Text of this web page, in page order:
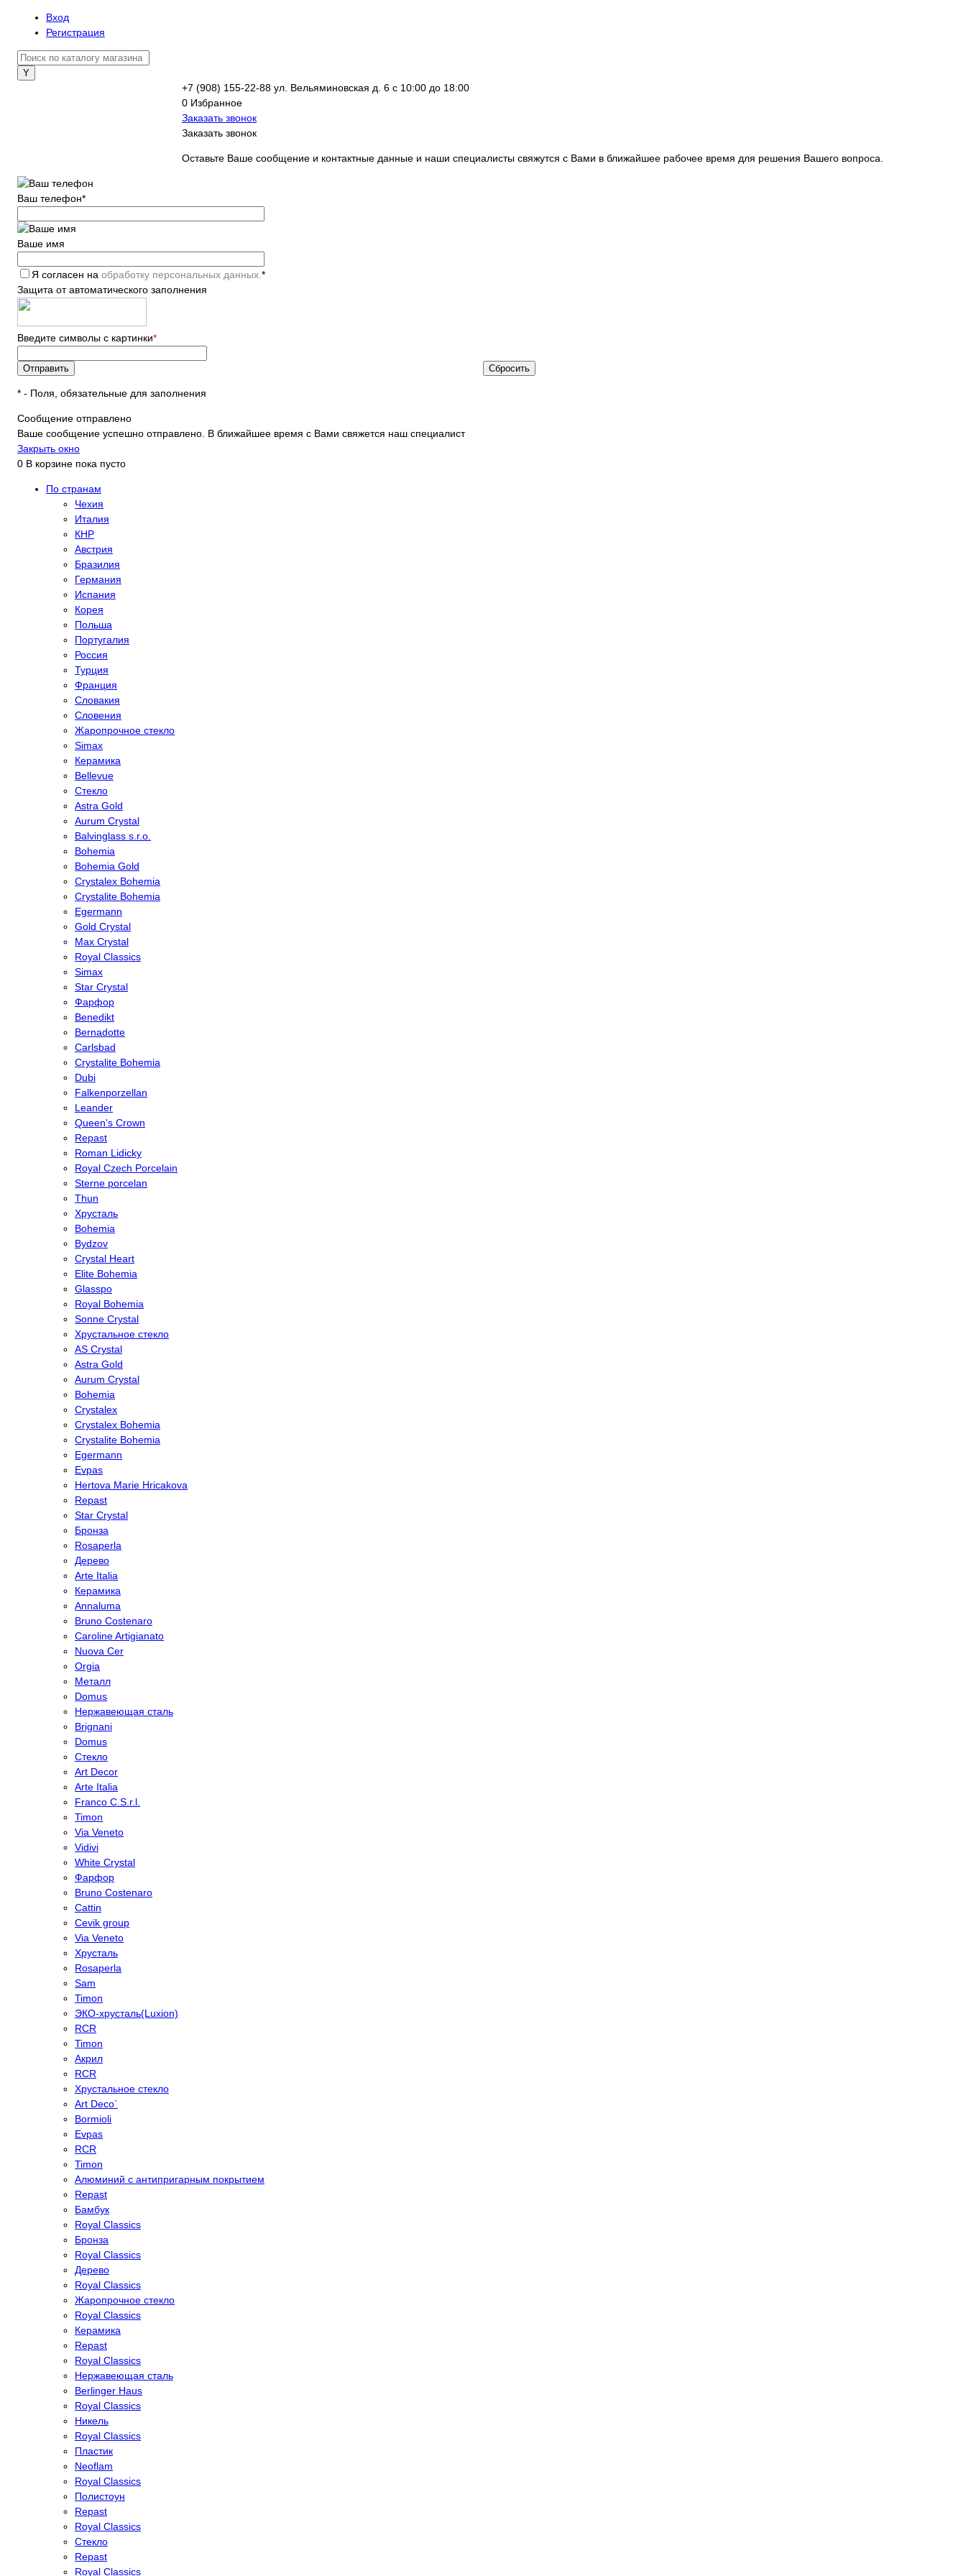
Вход
Регистрация
+7 (908) 155-22-88 ул. Вельяминовская д. 6 с 10:00 до 18:00
0 Избранное
Заказать звонок
Заказать звонок
Оставьте Ваше сообщение и контактные данные и наши специалисты свяжутся с Вами в ближайшее рабочее время для решения Вашего вопроса.
Ваш телефон*
Ваше имя
Я согласен на обработку персональных данных. *
Защита от автоматического заполнения
Введите символы с картинки*
* - Поля, обязательные для заполнения
Сообщение отправлено
Ваше сообщение успешно отправлено. В ближайшее время с Вами свяжется наш специалист
Закрыть окно
0 В корзине пока пусто
По странам
Чехия
Италия
КНР
Австрия
Бразилия
Германия
Испания
Корея
Польша
Португалия
Россия
Турция
Франция
Словакия
Словения
Жаропрочное стекло
Simax
Керамика
Bellevue
Стекло
Astra Gold
Aurum Crystal
Balvinglass s.r.o.
Bohemia
Bohemia Gold
Crystalex Bohemia
Crystalite Bohemia
Egermann
Gold Crystal
Max Crystal
Royal Classics
Simax
Star Crystal
Фарфор
Benedikt
Bernadotte
Carlsbad
Crystalite Bohemia
Dubi
Falkenporzellan
Leander
Queen's Crown
Repast
Roman Lidicky
Royal Czech Porcelain
Sterne porcelan
Thun
Хрусталь
Bohemia
Bydzov
Crystal Heart
Elite Bohemia
Glasspo
Royal Bohemia
Sonne Crystal
Хрустальное стекло
AS Crystal
Astra Gold
Aurum Crystal
Bohemia
Crystalex
Crystalex Bohemia
Crystalite Bohemia
Egermann
Evpas
Hertova Marie Hricakova
Repast
Star Crystal
Бронза
Rosaperla
Дерево
Arte Italia
Керамика
Annaluma
Bruno Costenaro
Caroline Artigianato
Nuova Cer
Orgia
Металл
Domus
Нержавеющая сталь
Brignani
Domus
Стекло
Art Decor
Arte Italia
Franco C.S.r.l.
Timon
Via Veneto
Vidivi
White Crystal
Фарфор
Bruno Costenaro
Cattin
Cevik group
Via Veneto
Хрусталь
Rosaperla
Sam
Timon
ЭКО-хрусталь(Luxion)
RCR
Timon
Акрил
RCR
Хрустальное стекло
Art Deco`
Bormioli
Evpas
RCR
Timon
Алюминий с антипригарным покрытием
Repast
Бамбук
Royal Classics
Бронза
Royal Classics
Дерево
Royal Classics
Жаропрочное стекло
Royal Classics
Керамика
Repast
Royal Classics
Нержавеющая сталь
Berlinger Haus
Royal Classics
Никель
Royal Classics
Пластик
Neoflam
Royal Classics
Полистоун
Repast
Royal Classics
Стекло
Repast
Royal Classics